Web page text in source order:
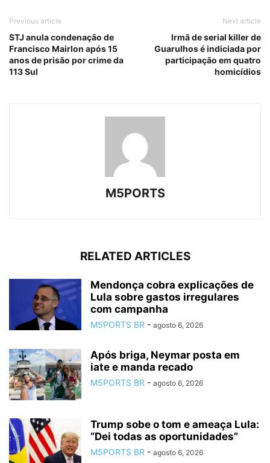
Previous article
STJ anula condenação de
Francisco Mairlon após 15
anos de prisão por crime da
113 Sul
Next article
Irmã de serial killer de
Guarulhos é indiciada por
participação em quatro
homicídios
M5PORTS
RELATED ARTICLES
Mendonça cobra explicações de
Lula sobre gastos irregulares
com campanha
M5PORTS BR - agosto 6, 2026
Após briga, Neymar posta em
iate e manda recado
M5PORTS BR - agosto 6, 2026
Trump sobe o tom e ameaça Lula:
“Dei todas as oportunidades”
M5PORTS BR - agosto 6, 2026